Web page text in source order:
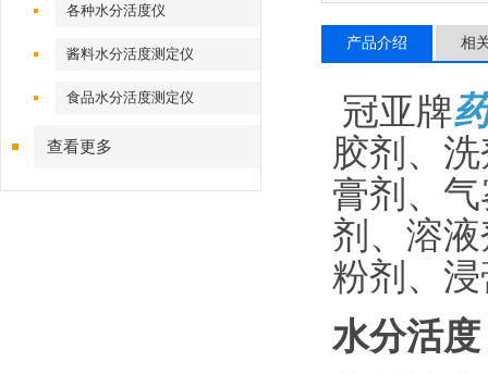
各种水分活度仪
酱料水分活度测定仪
食品水分活度测定仪
查看更多
产品介绍 相
冠亚牌
胶剂、
膏剂、
剂、溶
粉剂、
水分活